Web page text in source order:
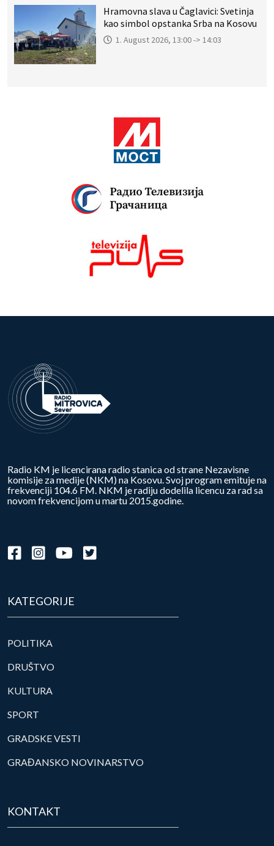
Hramovna slava u Čaglavici: Svetinja
kao simbol opstanka Srba na Kosovu
1. August 2026, 13:00 -> 14:03
Radio KM je licencirana radio stanica od strane Nezavisne
komisije za medije (NKM) na Kosovu. Svoj program emituje na
frekvenciji 104.6 FM. NKM je radiju dodelila licencu za rad sa
novom frekvencijom u martu 2015.godine.
KATEGORIJE
POLITIKA
DRUŠTVO
KULTURA
SPORT
GRADSKE VESTI
GRAĐANSKO NOVINARSTVO
KONTAKT